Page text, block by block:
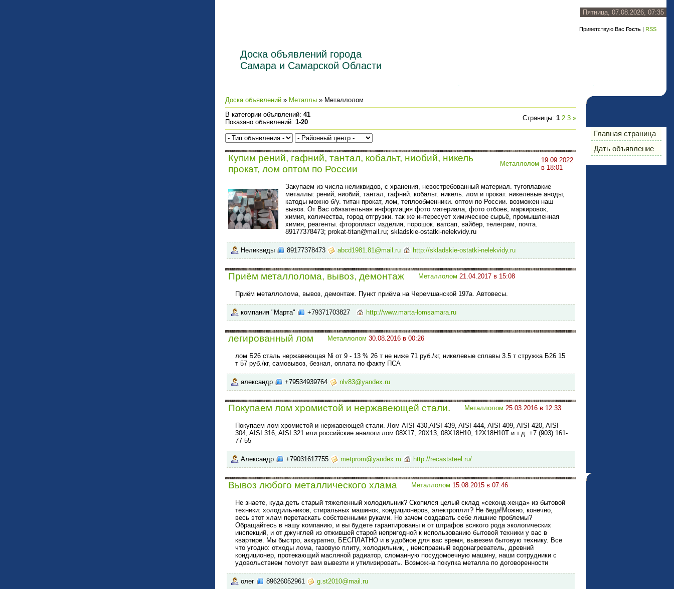
Пятница, 07.08.2026, 07:35
Приветствую Вас Гость | RSS
Доска объявлений города
Самара и Самарской Области
Доска объявлений » Металлы » Металлолом
В категории объявлений: 41
Показано объявлений: 1-20
Страницы: 1 2 3 »
Купим рений, гафний, тантал, кобальт, ниобий, никель
прокат, лом оптом по России
Металлолом 19.09.2022
в 18:01
Закупаем из числа неликвидов, с хранения, невостребованный материал. тугоплавкие
металлы: рений, ниобий, тантал, гафний. кобальт. никель. лом и прокат. никелевые аноды,
катоды можно б/у. титан прокат, лом, теплообменники. оптом по России. возможен наш
вывоз. От Вас обязательная информация фото материала, фото отбоев, маркировок,
химия, количества, город отгрузки. так же интересует химическое сырьё, промышленная
химия, реагенты. фторопласт изделия, порошок. ватсап, вайбер, телеграм, почта.
89177378473; prokat-titan@mail.ru; skladskie-ostatki-nelekvidy.ru
Неликвиды 89177378473 abcd1981.81@mail.ru http://skladskie-ostatki-nelekvidy.ru
Приём металлолома, вывоз, демонтаж Металлолом 21.04.2017 в 15:08
Приём металлолома, вывоз, демонтаж. Пункт приёма на Черемшанской 197а. Автовесы.
компания "Марта" +79371703827 http://www.marta-lomsamara.ru
легированный лом Металлолом 30.08.2016 в 00:26
лом Б26 сталь нержавеющая Ni от 9 - 13 % 26 т не ниже 71 руб./кг, никелевые сплавы 3.5 т стружка Б26 15
т 57 руб./кг, самовывоз, безнал, оплата по факту ПСА
александр +79534939764 nlv83@yandex.ru
Покупаем лом хромистой и нержавеющей стали. Металлолом 25.03.2016 в 12:33
Покупаем лом хромистой и нержавеющей стали. Лом AISI 430,AISI 439, AISI 444, AISI 409, AISI 420, AISI
304, AISI 316, AISI 321 или российские аналоги лом 08Х17, 20Х13, 08Х18Н10, 12Х18Н10Т и т.д. +7 (903) 161-
77-55
Александр +79031617755 metprom@yandex.ru http://recaststeel.ru/
Вывоз любого металлического хлама Металлолом 15.08.2015 в 07:46
Не знаете, куда деть старый тяжеленный холодильник? Скопился целый склад «секонд-хенда» из бытовой
техники: холодильников, стиральных машинок, кондиционеров, электроплит? Не беда!Можно, конечно,
весь этот хлам перетаскать собственными руками. Но зачем создавать себе лишние проблемы?
Обращайтесь в нашу компанию, и вы будете гарантированы и от штрафов всякого рода экологических
инспекций, и от джунглей из отжившей старой непригодной к использованию бытовой техники у вас в
квартире. Мы быстро, аккуратно, БЕСПЛАТНО и в удобное для вас время, вывезем бытовую технику. Все
что угодно: отходы лома, газовую плиту, холодильник, , неисправный водонагреватель, древний
кондиционер, протекающий масляной радиатор, сломанную посудомоечную машину, наши сотрудники с
удовольствием помогут вам вывезти и утилизировать. Возможна покупка металла по договоренности
олег 89626052961 g.st2010@mail.ru
Главная страница
Дать объявление